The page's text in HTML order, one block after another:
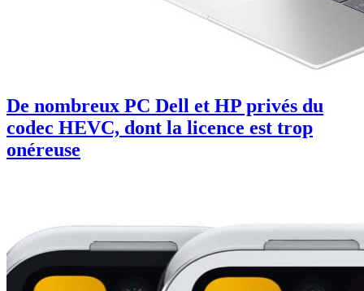
De nombreux PC Dell et HP privés du
codec HEVC, dont la licence est trop
onéreuse